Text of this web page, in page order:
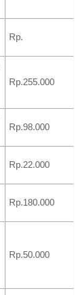
Rp.
Rp.255.000
Rp.98.000
Rp.22.000
Rp.180.000
Rp.50.000